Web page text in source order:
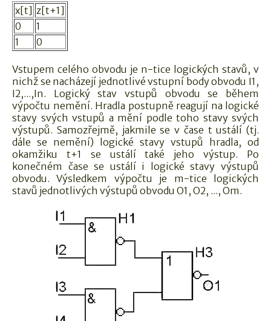
x[t] z[t+1]
0
1
1
0
Vstupem celého obvodu je n-tice logických stavů, v
nichž se nacházejí jednotlivé vstupní body obvodu I1,
I2,...,In. Logický stav vstupů obvodu se během
výpočtu nemění. Hradla postupně reagují na logické
stavy svých vstupů a mění podle toho stavy svých
výstupů. Samozřejmě, jakmile se v čase t ustálí (tj.
dále se nemění) logické stavy vstupů hradla, od
okamžiku t+1 se ustálí také jeho výstup. Po
konečném čase se ustálí i logické stavy výstupů
obvodu. Výsledkem výpočtu je m-tice logických
stavů jednotlivých výstupů obvodu O1, O2, ..., Om.